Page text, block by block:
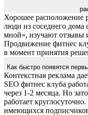
Хорошее расположение
люди из соседнего дома
мной», изучают отзывы
Продвижение фитнес
в момент принятия
Как быстро появятся
Контекстная реклама
SEO фитнес клуба
через 1-2 месяца. Но
работает
имеющихся